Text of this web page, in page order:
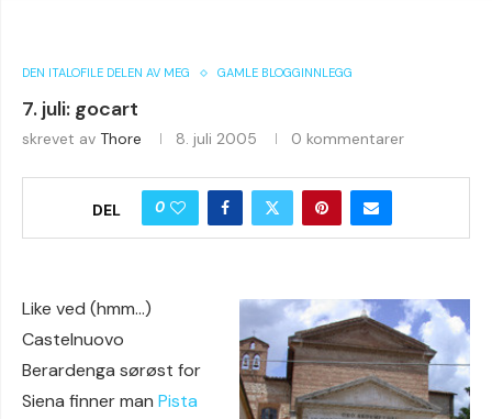
DEN ITALOFILE DELEN AV MEG GAMLE BLOGGINNLEGG
7. juli: gocart
skrevet av Thore 8. juli 2005 0 kommentarer
DEL 0
Like ved (hmm…)
Castelnuovo
Berardenga sørøst for
Siena finner man Pista